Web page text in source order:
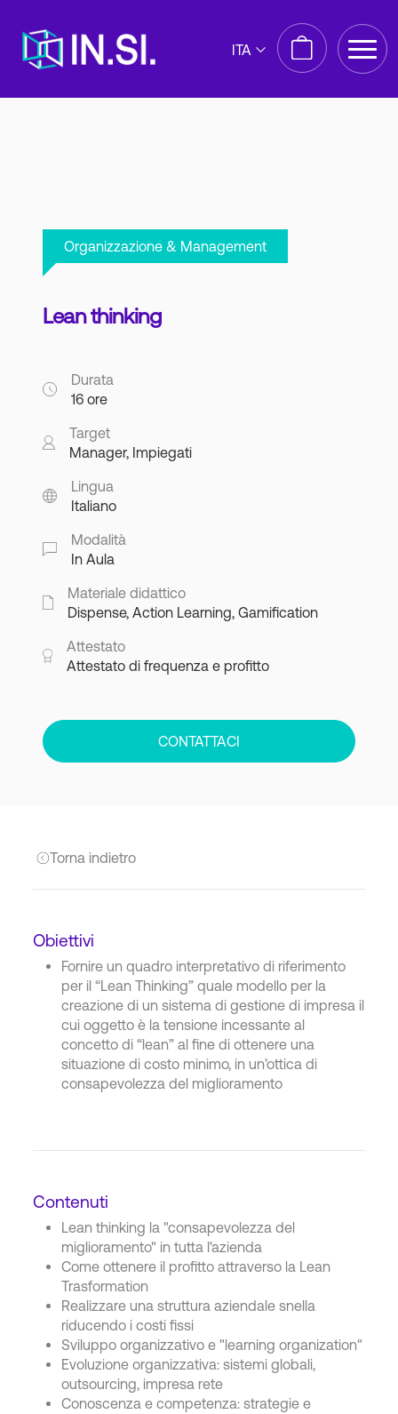
Organizzazione & Management
Lean thinking
Durata
16 ore
Target
Manager, Impiegati
Lingua
Italiano
Modalità
In Aula
Materiale didattico
Dispense, Action Learning, Gamification
Attestato
Attestato di frequenza e profitto
CONTATTACI
Torna indietro
Obiettivi
Fornire un quadro interpretativo di riferimento
per il “Lean Thinking” quale modello per la
creazione di un sistema di gestione di impresa il
cui oggetto è la tensione incessante al
concetto di “lean” al fine di ottenere una
situazione di costo minimo, in un’ottica di
consapevolezza del miglioramento
Contenuti
Lean thinking la "consapevolezza del
miglioramento" in tutta l'azienda
Come ottenere il profitto attraverso la Lean
Trasformation
Realizzare una struttura aziendale snella
riducendo i costi fissi
Sviluppo organizzativo e "learning organization"
Evoluzione organizzativa: sistemi globali,
outsourcing, impresa rete
Conoscenza e competenza: strategie e
ITA